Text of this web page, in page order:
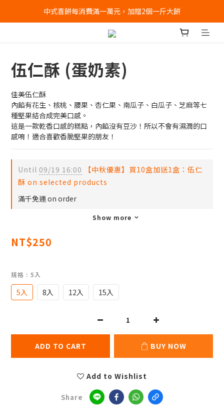
全店消費滿千免運 (不含冰淇淋冷凍宅配)
中式喜餅每消費滿一萬元，加贈2個一斤大餅
全店消費滿千免運 (不含冰淇淋冷凍宅配)
伍仁酥 (蛋奶素)
佳美伍仁酥
內餡有花生、核桃、腰果、杏仁果、南瓜子、白瓜子、芝麻等七
種堅果結合成完美口感。
這是一款乾香口感的糕點，內餡沒有豆沙！所以不會有濕潤的口
感唷！適合喜歡香脆堅果的朋友！
Until 09/19 16:00 【中秋優惠】買10盒加送1盒：伍仁
酥 on selected products
滿千免運 on order
Show more
NT$250
規格 : 5入
5入 8入 12入 15入
ADD TO CART BUY NOW
Add to Wishlist
Share